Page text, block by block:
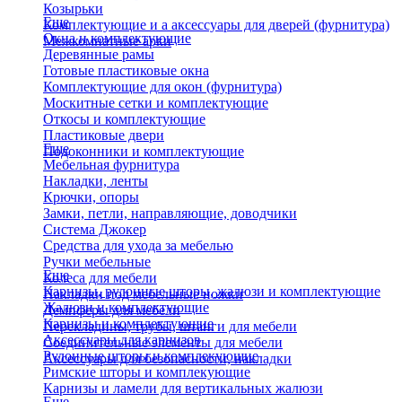
Козырьки
Комплектующие и а аксессуары для дверей (фурнитура)
Межкомнатные арки
Еще
Окна и комплектующие
Деревянные рамы
Готовые пластиковые окна
Комплектующие для окон (фурнитура)
Москитные сетки и комплектующие
Откосы и комплектующие
Пластиковые двери
Подоконники и комплектующие
Еще
Мебельная фурнитура
Накладки, ленты
Крючки, опоры
Замки, петли, направляющие, доводчики
Система Джокер
Средства для ухода за мебелью
Ручки мебельные
Колеса для мебели
Накладки под мебельные ножки
Демпферы для мебели
Перекладины, трубы, штанги для мебели
Соединительные элементы для мебели
Аксессуары для безопасности, накладки
Еще
Карнизы, рулонные шторы, жалюзи и комплектующие
Жалюзи и комплектующие
Карнизы и комплектующие
Аксессуары для карнизов
Рулонные шторы и комплекующие
Римские шторы и комплекующие
Карнизы и ламели для вертикальных жалюзи